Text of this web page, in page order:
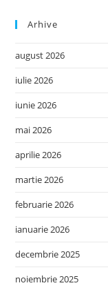
Arhive
august 2026
iulie 2026
iunie 2026
mai 2026
aprilie 2026
martie 2026
februarie 2026
ianuarie 2026
decembrie 2025
noiembrie 2025